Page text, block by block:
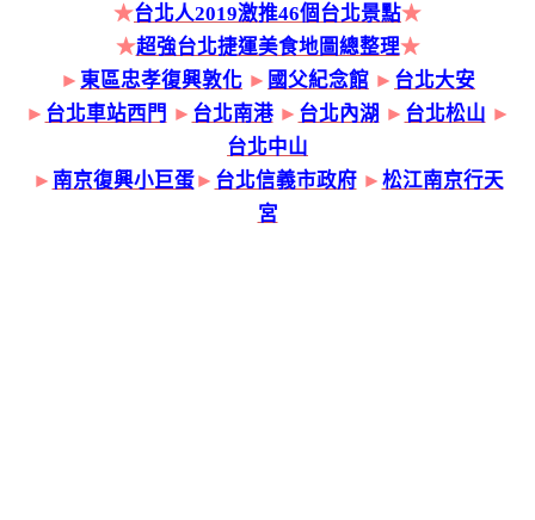
★台北人2019激推46個台北景點★
★超強台北捷運美食地圖總整理★
► 東區忠孝復興敦化 ► 國父紀念館 ► 台北大安
► 台北車站西門 ► 台北南港 ► 台北內湖 ► 台北松山 ►
台北中山
► 南京復興小巨蛋► 台北信義市政府► 松江南京行天
宮